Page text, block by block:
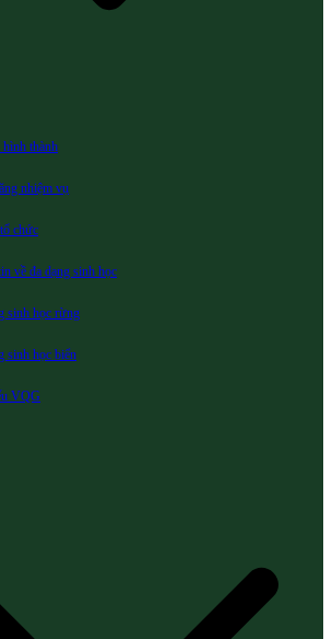
thành
nhiệm vụ
chức
về đa dạng sinh học
sinh học rừng
sinh học biển
VQG